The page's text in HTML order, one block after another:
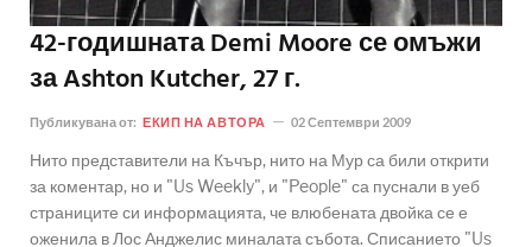
42-годишната Demi Moore се омъжи
за Ashton Kutcher, 27 г.
Публикувана от: ЕКИП НА АВТОРА 02 Септември 2009
Нито представители на Къчър, нито на Мур са били открити
за коментар, но и "Us Weekly", и "People" са пуснали в уеб
страниците си информацията, че влюбената двойка се е
оженила в Лос Анджелис миналата събота. Списанието "Us